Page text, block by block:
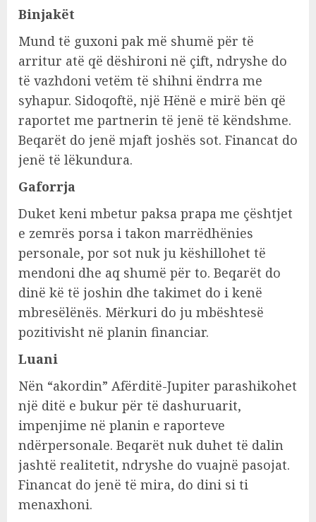
Binjakët
Mund të guxoni pak më shumë për të
arritur atë që dëshironi në çift, ndryshe do
të vazhdoni vetëm të shihni ëndrra me
syhapur. Sidoqoftë, një Hënë e mirë bën që
raportet me partnerin të jenë të këndshme.
Beqarët do jenë mjaft joshës sot. Financat do
jenë të lëkundura.
Gaforrja
Duket keni mbetur paksa prapa me çështjet
e zemrës porsa i takon marrëdhënies
personale, por sot nuk ju këshillohet të
mendoni dhe aq shumë për to. Beqarët do
dinë kë të joshin dhe takimet do i kenë
mbresëlënës. Mërkuri do ju mbështesë
pozitivisht në planin financiar.
Luani
Nën “akordin” Afërditë-Jupiter parashikohet
një ditë e bukur për të dashuruarit,
impenjime në planin e raporteve
ndërpersonale. Beqarët nuk duhet të dalin
jashtë realitetit, ndryshe do vuajnë pasojat.
Financat do jenë të mira, do dini si ti
menaxhoni.